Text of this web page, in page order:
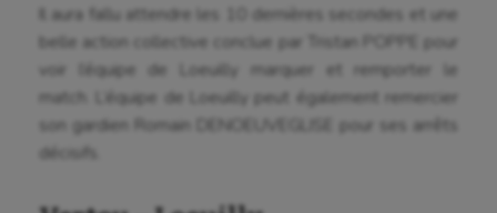
Auto
Balle à la main
Il aura fallu attendre les 10 dernières secondes et une
belle action collective conclue par Tristan POPPE pour
voir l’équipe de Loeuilly marquer et remporter le
match. L’équipe de Loeuilly peut également remercier
son gardien Romain DENOEUVEGLISE pour ses arrêts
décisifs.